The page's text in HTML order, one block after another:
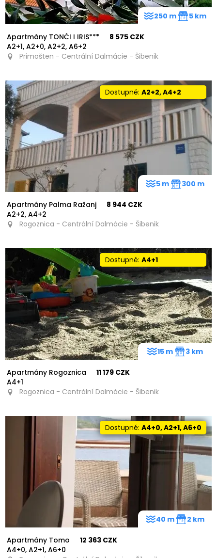
Apartmány TONĆI I IRIS***
A2+1, A2+0, A2+2, A6+2
8 575 CZK
Primošten - Centrální Dalmácie - Šibenik
250 m 5 km
Dostupné:A2+2, A4+2
Apartmány Palma Ražanj
A2+2, A4+2
8 944 CZK
Rogoznica - Centrální Dalmácie - Šibenik
5 m 300 m
Dostupné:A4+1
Apartmány Rogoznica
A4+1
11 179 CZK
Rogoznica - Centrální Dalmácie - Šibenik
15 m 3 km
Dostupné:A4+0, A2+1, A6+0
Apartmány Tomo
A4+0, A2+1, A6+0
12 363 CZK
40 m 2 km